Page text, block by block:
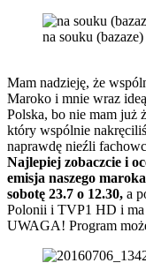
na souku
Mam nadzieję, że
Maroko i mnie wraz
Polska, bo nie mam już
który wspólnie
naprawdę nieźli
Najlepiej zobaczcie i
emisja naszego
sobotę 23.7 o 12.30, a
Polonii i TVP1 HD i ma
UWAGA! Program